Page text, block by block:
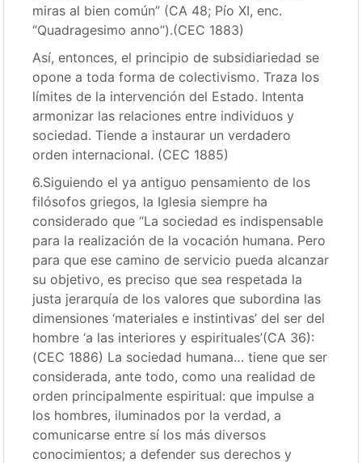
miras al bien común” (CA 48; Pío XI, enc.
“Quadragesimo anno”).(CEC 1883)
Así, entonces, el principio de subsidiariedad se
opone a toda forma de colectivismo. Traza los
límites de la intervención del Estado. Intenta
armonizar las relaciones entre individuos y
sociedad. Tiende a instaurar un verdadero
orden internacional. (CEC 1885)
6.Siguiendo el ya antiguo pensamiento de los
filósofos griegos, la Iglesia siempre ha
considerado que “La sociedad es indispensable
para la realización de la vocación humana. Pero
para que ese camino de servicio pueda alcanzar
su objetivo, es preciso que sea respetada la
justa jerarquía de los valores que subordina las
dimensiones ‘materiales e instintivas’ del ser del
hombre ‘a las interiores y espirituales’(CA 36):
(CEC 1886) La sociedad humana… tiene que ser
considerada, ante todo, como una realidad de
orden principalmente espiritual: que impulse a
los hombres, iluminados por la verdad, a
comunicarse entre sí los más diversos
conocimientos; a defender sus derechos y